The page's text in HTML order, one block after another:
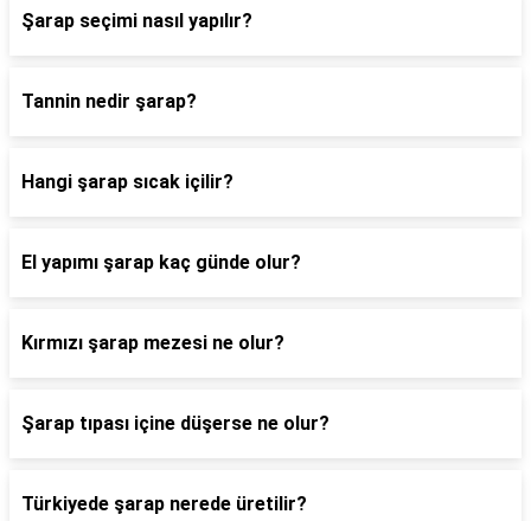
Şarap seçimi nasıl yapılır?
Tannin nedir şarap?
Hangi şarap sıcak içilir?
El yapımı şarap kaç günde olur?
Kırmızı şarap mezesi ne olur?
Şarap tıpası içine düşerse ne olur?
Türkiyede şarap nerede üretilir?